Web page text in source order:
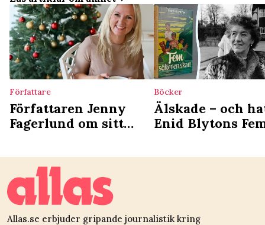
Författare
Författaren Jenny
Fagerlund om sitt
julminne
Böcker
Älskade – och
Enid Blytons
Allas.se erbjuder gripande journalistik kring